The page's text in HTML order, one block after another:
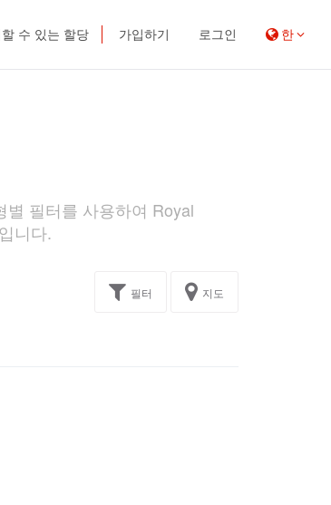
수 있는 할당 가입하기 로그인 한
필터를 사용하여 Royal
니다.
필터 지도